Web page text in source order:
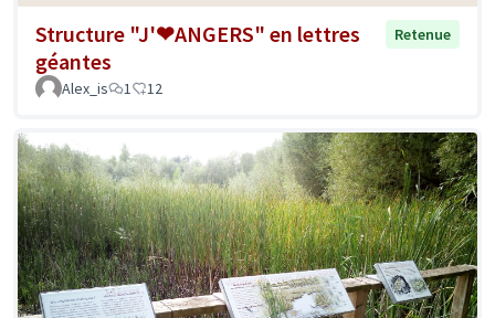
Structure "J'❤ANGERS" en lettres
géantes
Retenue
Alex_is 1 12